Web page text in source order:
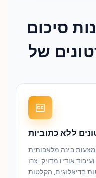
סיכום
ללא כתוביות
בינה מלאכותית
אודיו מדויק. צרו
בדיאלוגים, הקלטות